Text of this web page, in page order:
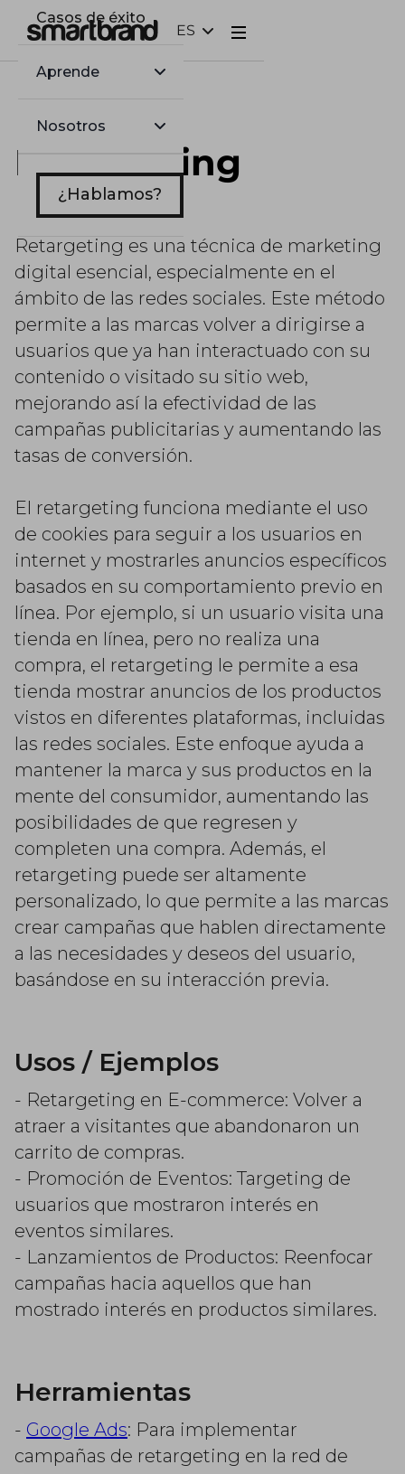
Casos de éxito
Aprende
Nosotros
¿Hablamos?
ES
Retargeting
Retargeting es una técnica de marketing
digital esencial, especialmente en el
ámbito de las redes sociales. Este método
permite a las marcas volver a dirigirse a
usuarios que ya han interactuado con su
contenido o visitado su sitio web,
mejorando así la efectividad de las
campañas publicitarias y aumentando las
tasas de conversión.
El retargeting funciona mediante el uso
de cookies para seguir a los usuarios en
internet y mostrarles anuncios específicos
basados en su comportamiento previo en
línea. Por ejemplo, si un usuario visita una
tienda en línea, pero no realiza una
compra, el retargeting le permite a esa
tienda mostrar anuncios de los productos
vistos en diferentes plataformas, incluidas
las redes sociales. Este enfoque ayuda a
mantener la marca y sus productos en la
mente del consumidor, aumentando las
posibilidades de que regresen y
completen una compra. Además, el
retargeting puede ser altamente
personalizado, lo que permite a las marcas
crear campañas que hablen directamente
a las necesidades y deseos del usuario,
basándose en su interacción previa.
Usos / Ejemplos
- Retargeting en E-commerce: Volver a
atraer a visitantes que abandonaron un
carrito de compras.
- Promoción de Eventos: Targeting de
usuarios que mostraron interés en
eventos similares.
- Lanzamientos de Productos: Reenfocar
campañas hacia aquellos que han
mostrado interés en productos similares.
Herramientas
- Google Ads: Para implementar
campañas de retargeting en la red de